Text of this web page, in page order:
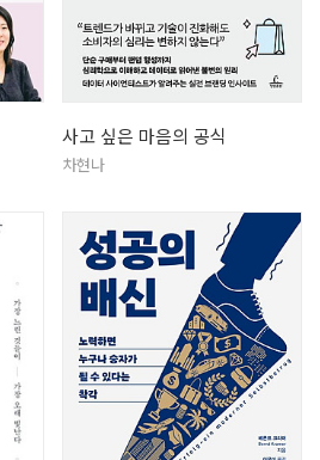
사고 싶은 마음의 공식
차현나